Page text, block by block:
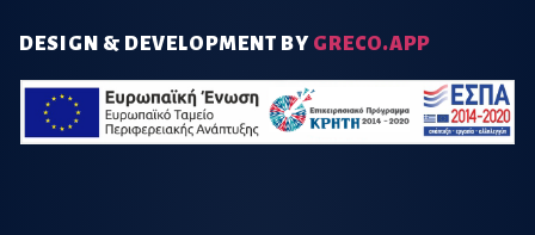
DESIGN & DEVELOPMENT BY GRECO.APP